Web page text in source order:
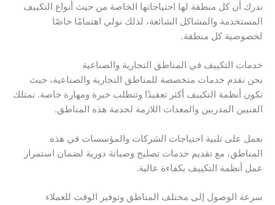
ندرك أن كل منطقة لها احتياجاتها الخاصة من حيث أنواع التكييف
المستخدمة والمشاكل الشائعة، لذلك نولي اهتمامًا خاصًا
لخصوصية كل منطقة.
خدمات التكييف في المناطق التجارية والصناعية
نحن نقدم خدمات متخصصة للمناطق التجارية والصناعية، حيث
تكون أنظمة التكييف أكثر تعقيدًا وتتطلب خبرة ومهارة خاصة. نمتلك
الفنيين المدربين والمعدات اللازمة لخدمة هذه المناطق.
نعمل على تلبية احتياجات الشركات والمؤسسات في هذه
المناطق، مع تقديم خدمات تصليح وصيانة دورية لضمان استمرار
عمل أنظمة التكييف بكفاءة عالية.
سرعة الوصول إلى مختلف المناطق وتوفير الوقت للعملاء